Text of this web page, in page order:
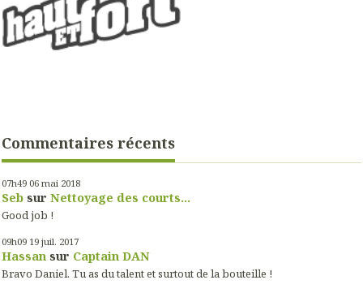
Commentaires récents
07h49 06 mai 2018
Seb sur Nettoyage des courts...
Good job !
09h09 19 juil. 2017
Hassan sur Captain DAN
Bravo Daniel. Tu as du talent et surtout de la bouteille !